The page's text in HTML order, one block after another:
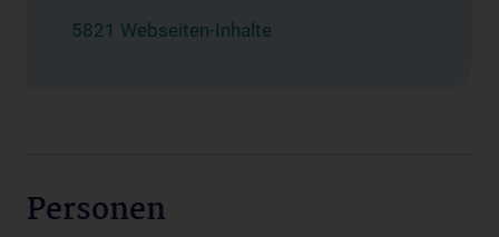
5821 Webseiten-Inhalte
Personen